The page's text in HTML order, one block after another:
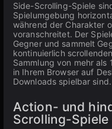
Side-Scrolling-Spiele
Spielumgebung
während der Charakter
voranschreitet. Der
Gegner und sammelt
kontinuierlich
Sammlung von mehr
in Ihrem Browser auf
Downloads spielbar sind.
Action- und
Scrolling-Spiele